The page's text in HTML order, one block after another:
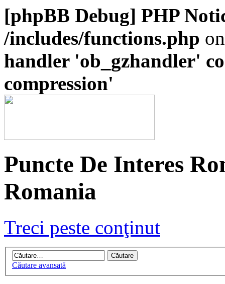
[phpBB Debug] PHP
/includes/functions.php
handler 'ob_gzhandler'
compression'
Puncte De Interes
Romania
Treci peste conţinut
Căutare avansată